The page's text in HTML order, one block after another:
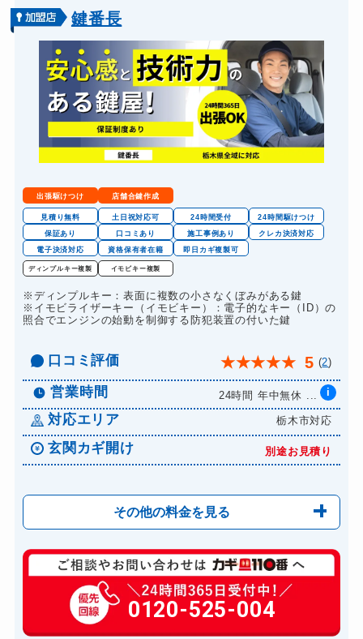
鍵番長
出張駆けつけ 店舗合鍵作成
見積り無料 土日祝対応可 24時間受付
24時間駆けつけ
保証あり
口コミあり 施工事例あり
クレカ決済対応
電子決済対応
資格保有者在籍 即日カギ複製可
ディンプルキー複製 イモビキー複製
※ディンプルキー：表面に複数の小さなくぼみがある鍵
※イモビライザーキー（イモビキー）：電子的なキー（ID）の
照合でエンジンの始動を制御する防犯装置の付いた鍵
口コミ評価 ★★★★★ 5 (2)
営業時間 24時間 年中無休 ... i
対応エリア 栃木市対応
玄関カギ開け 別途お見積り
その他の料金を見る
玄関カギ開け 別途お見積り
玄関カギ修理 別途お見積り
玄関カギ作成 別途お見積り
0120-525-004